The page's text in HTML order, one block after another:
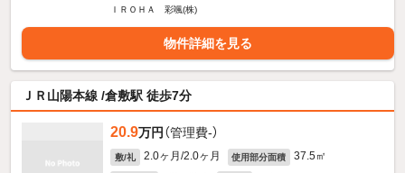
ＩＲＯＨＡ 彩颯(株)
物件詳細を見る
ＪＲ山陽本線 /倉敷駅 徒歩7分
20.9万円 （管理費-）
敷/礼 2.0ヶ月/2.0ヶ月 使用部分面積 37.5㎡